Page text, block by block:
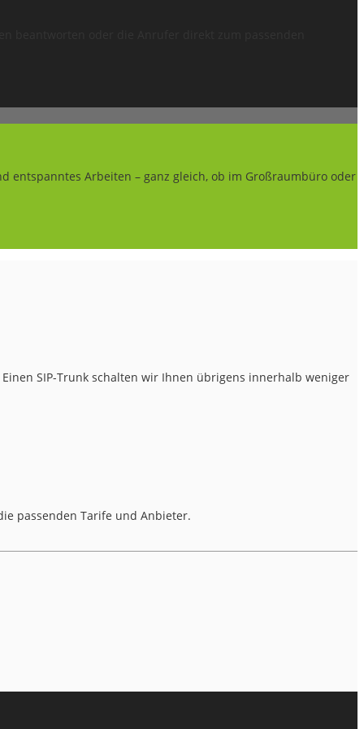
entspanntes Arbeiten – ganz gleich, ob im Großraumbüro oder
SIP-Trunk schalten wir Ihnen übrigens innerhalb weniger
passenden Tarife und Anbieter.